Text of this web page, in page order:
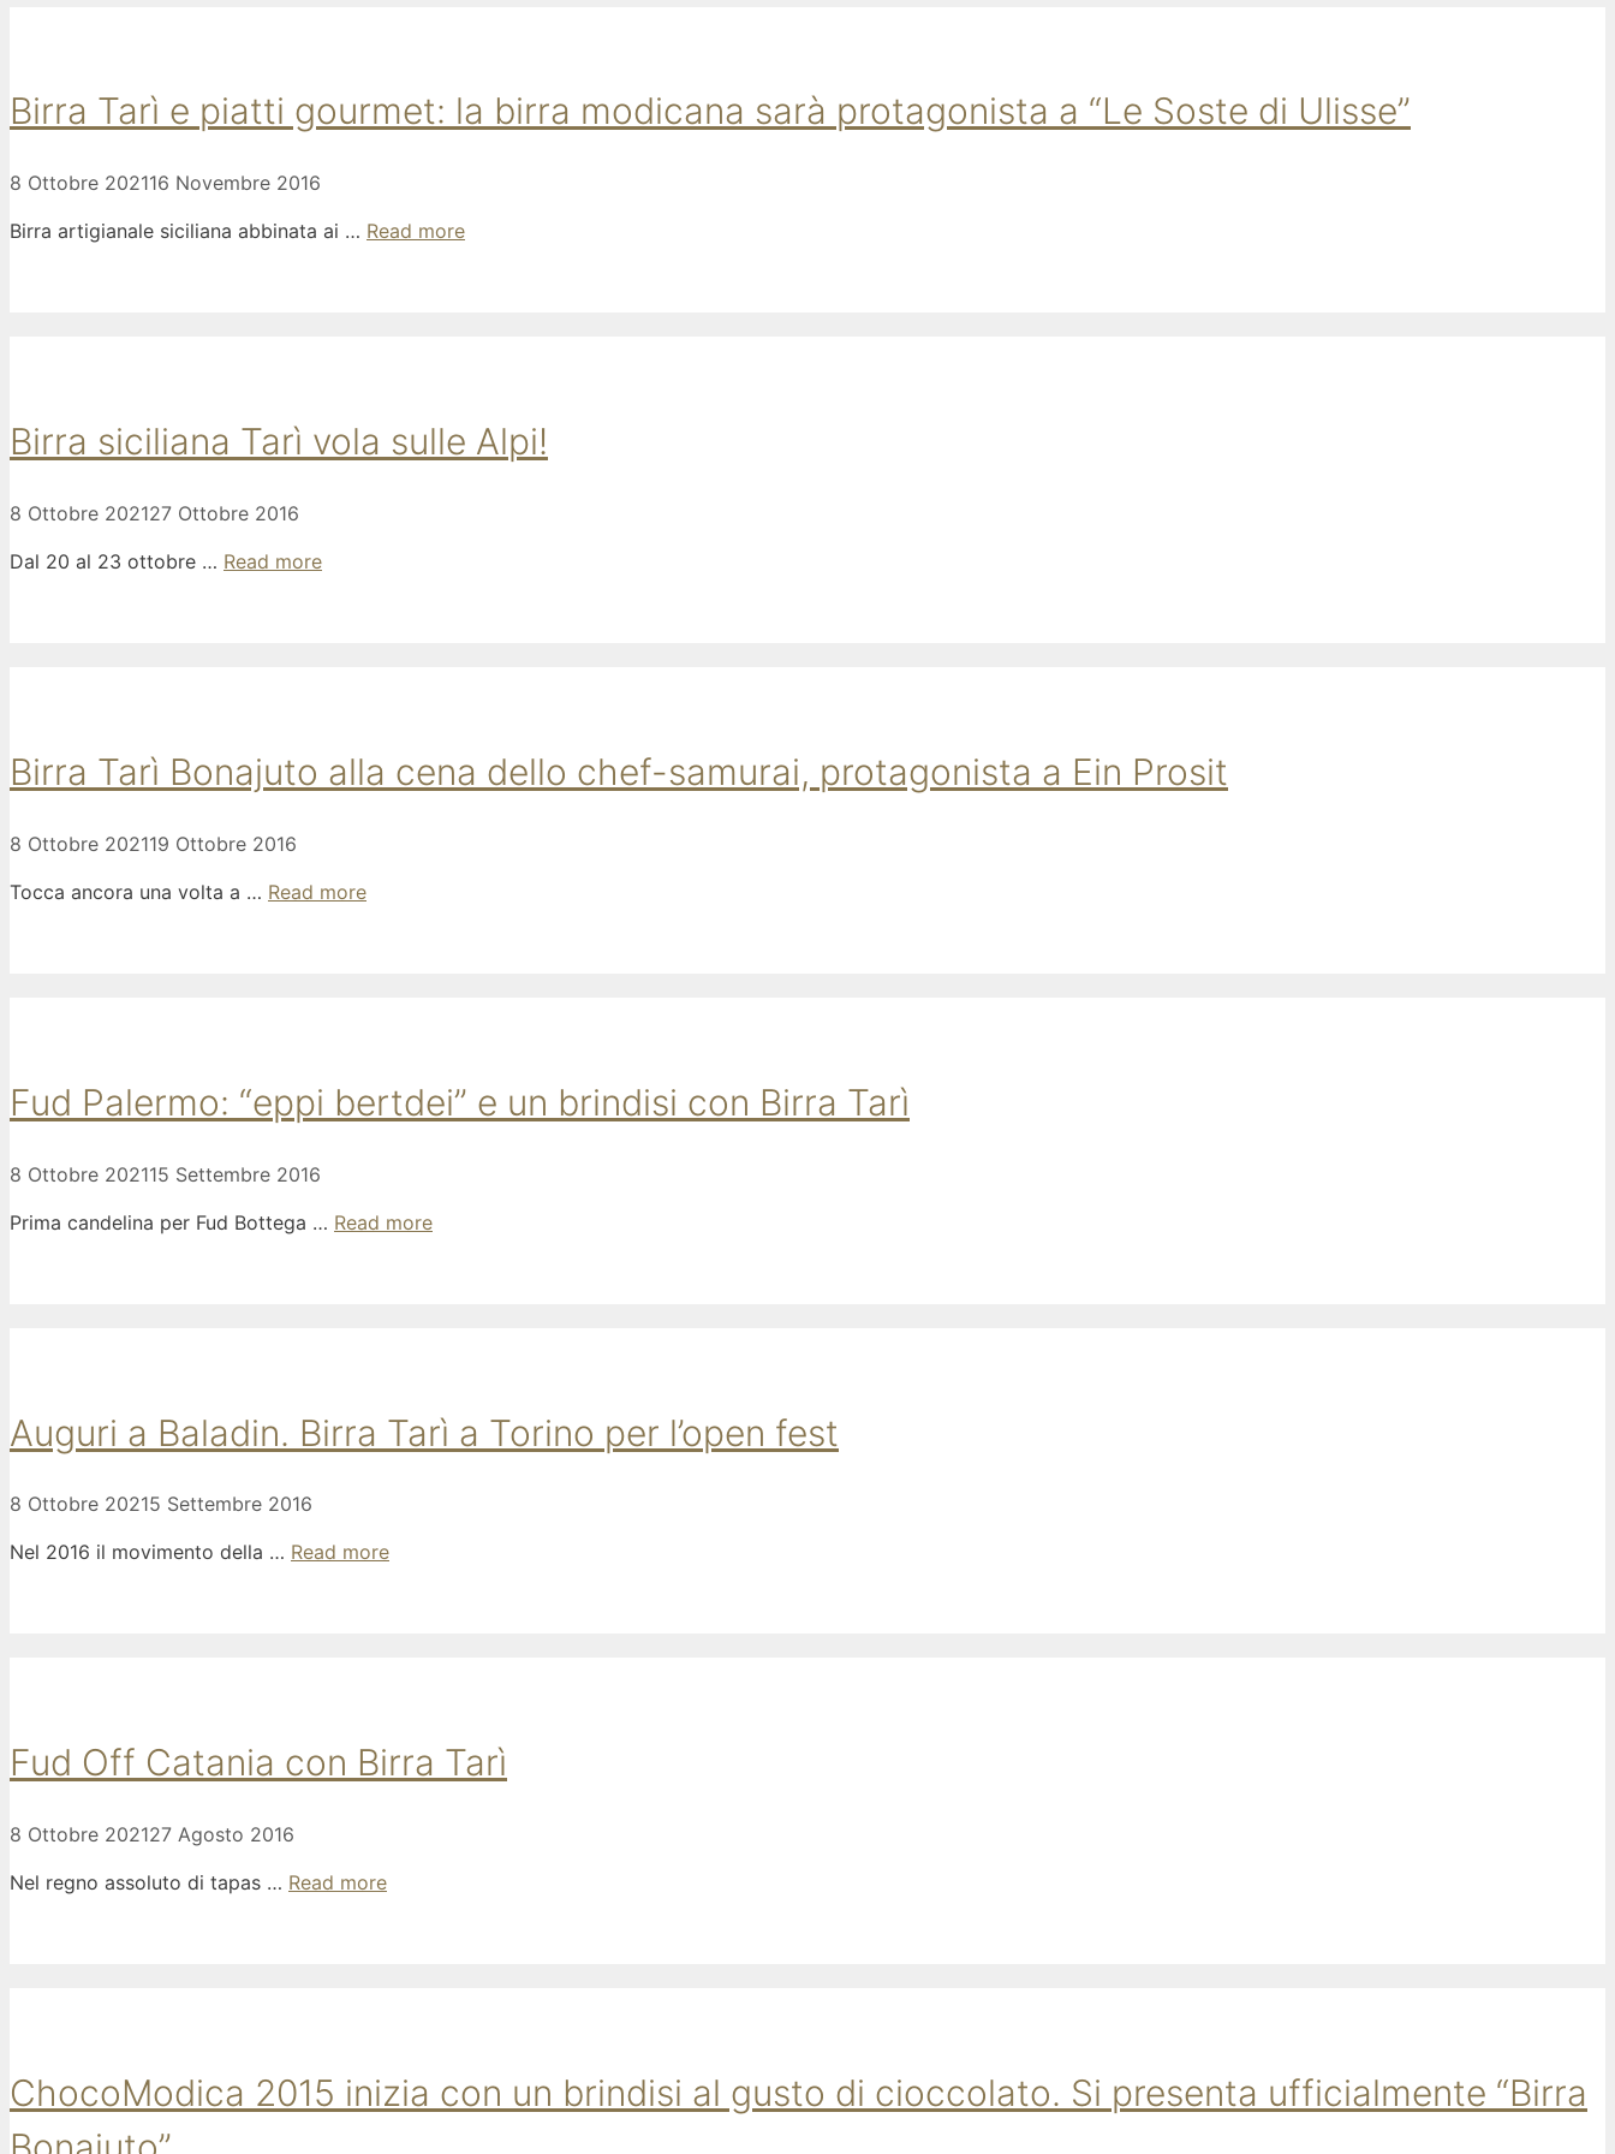
Birra Tarì e piatti gourmet: la birra modicana sarà protagonista a “Le Soste di Ulisse”
8 Ottobre 202116 Novembre 2016
Birra artigianale siciliana abbinata ai … Read more
Birra siciliana Tarì vola sulle Alpi!
8 Ottobre 202127 Ottobre 2016
Dal 20 al 23 ottobre … Read more
Birra Tarì Bonajuto alla cena dello chef-samurai, protagonista a Ein Prosit
8 Ottobre 202119 Ottobre 2016
Tocca ancora una volta a … Read more
Fud Palermo: “eppi bertdei” e un brindisi con Birra Tarì
8 Ottobre 202115 Settembre 2016
Prima candelina per Fud Bottega … Read more
Auguri a Baladin. Birra Tarì a Torino per l’open fest
8 Ottobre 20215 Settembre 2016
Nel 2016 il movimento della … Read more
Fud Off Catania con Birra Tarì
8 Ottobre 202127 Agosto 2016
Nel regno assoluto di tapas … Read more
ChocoModica 2015 inizia con un brindisi al gusto di cioccolato. Si presenta ufficialmente “Birra